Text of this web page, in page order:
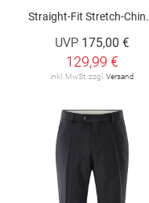
Straight-Fit Stretch-Chinohose
UVP 175,00 €
129,99 €
inkl. MwSt. zzgl.Versand